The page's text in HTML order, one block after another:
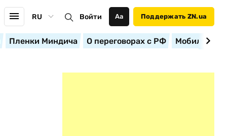
RU Войти Аа Поддержать ZN.ua
Пленки Миндича О переговорах с РФ